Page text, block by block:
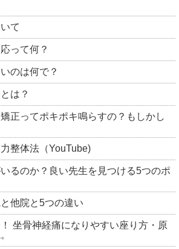
て
って何？
のは何で？
は？
正ってポキポキ鳴らすの？もしかし
整体法（YouTube)
るのか？良い先生を見つける5つのポ
他院と5つの違い
坐骨神経痛になりやすい座り方・原